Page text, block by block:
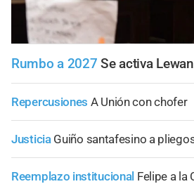
Rumbo a 2027 Se activa
Repercusiones A Unión con chofer
Justicia Guiño santafesino a
Reemplazo institucional Felipe a la